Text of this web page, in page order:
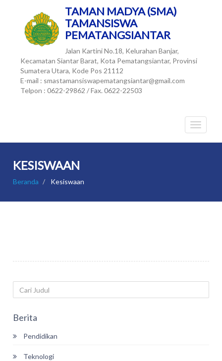
TAMAN MADYA (SMA)
TAMANSISWA
PEMATANGSIANTAR
Jalan Kartini No.18, Kelurahan Banjar,
Kecamatan Siantar Barat, Kota Pematangsiantar, Provinsi
Sumatera Utara, Kode Pos 21112
E-mail : smastamansiswapematangsiantar@gmail.com
Telpon : 0622-29862 / Fax. 0622-22503
KESISWAAN
Beranda Kesiswaan
Berita
Pendidikan
Teknologi